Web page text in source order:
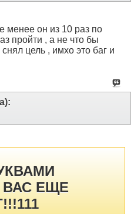
менее он из 10 раз по
пройти , а не что бы
цель , имхо это баг и
ЕЩЕ